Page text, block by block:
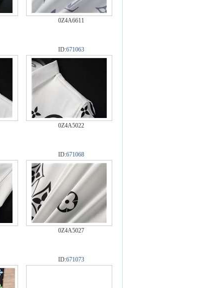
0Z4A6611
ID:671063
0Z4A5022
ID:671068
0Z4A5027
ID:671073